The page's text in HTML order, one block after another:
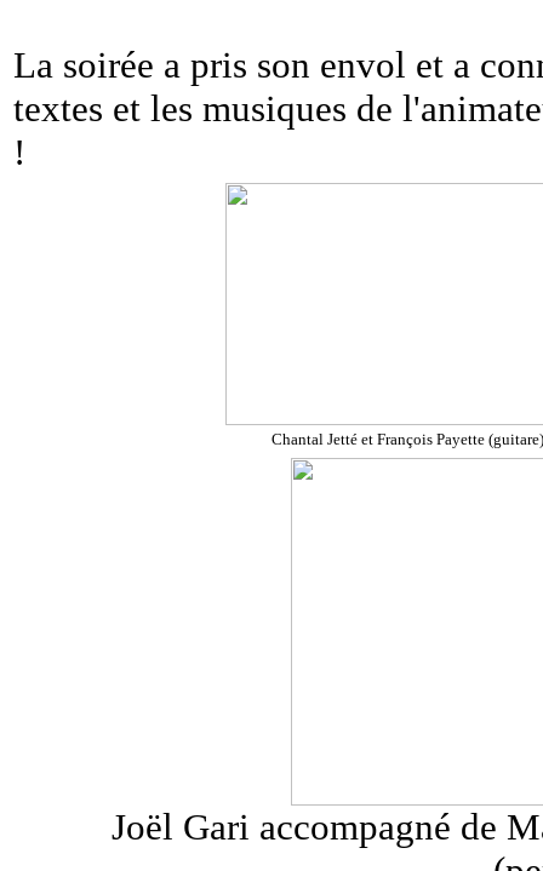
La soirée a pris son envol et a
textes et les musiques de
!
Chantal Jetté et François Payette (guitare)
Joël Gari accompagné de